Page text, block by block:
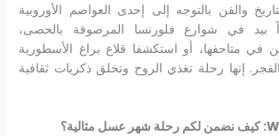
والفن بالتوجه إلى إحدى العواصم الأوروبية
بيد في شوارع فلورنسا المرصوفة بالحصى،
في متاحفها، أو استكشفا قلاع براغ الأسطورية
إنها رحلة تغذي الروح وتخلق ذكريات ثقافية
: كيف نضمن لكم رحلة شهر عسل مثالية؟